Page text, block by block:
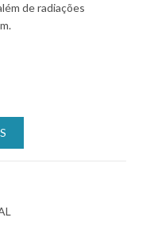
de radiações